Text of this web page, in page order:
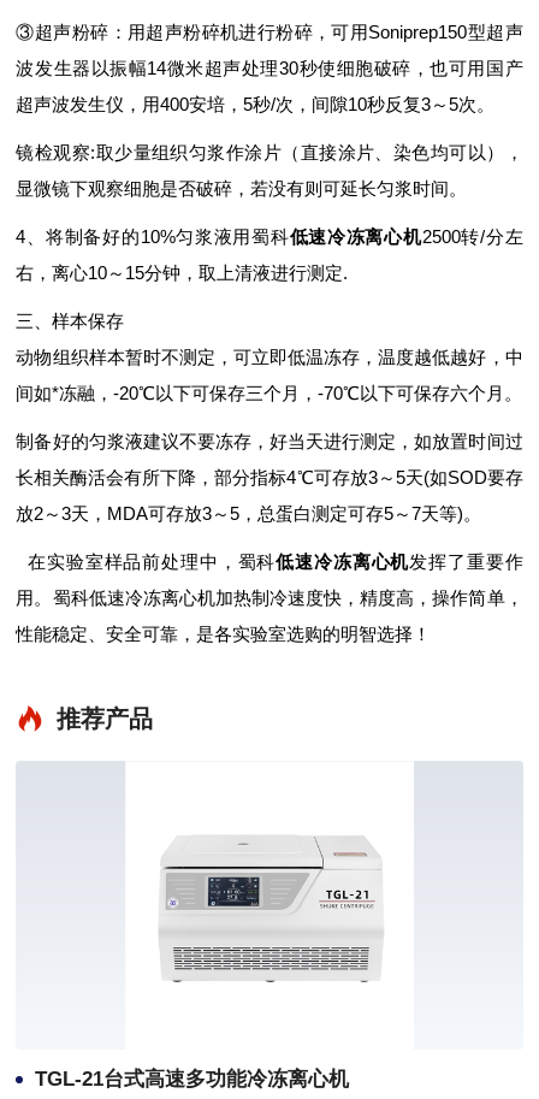
③超声粉碎：用超声粉碎机进行粉碎，可用Soniprep150型超声
波发生器以振幅14微米超声处理30秒使细胞破碎，也可用国产
超声波发生仪，用400安培，5秒/次，间隙10秒反复3～5次。
镜检观察:取少量组织匀浆作涂片（直接涂片、染色均可以），
显微镜下观察细胞是否破碎，若没有则可延长匀浆时间。
4、将制备好的10%匀浆液用蜀科低速冷冻离心机2500转/分左
右，离心10～15分钟，取上清液进行测定.
三、样本保存
动物组织样本暂时不测定，可立即低温冻存，温度越低越好，中
间如*冻融，-20℃以下可保存三个月，-70℃以下可保存六个月。
制备好的匀浆液建议不要冻存，好当天进行测定，如放置时间过
长相关酶活会有所下降，部分指标4℃可存放3～5天(如SOD要存
放2～3天，MDA可存放3～5，总蛋白测定可存5～7天等)。
在实验室样品前处理中，蜀科低速冷冻离心机发挥了重要作
用。蜀科低速冷冻离心机加热制冷速度快，精度高，操作简单，
性能稳定、安全可靠，是各实验室选购的明智选择！
推荐产品
TGL-21台式高速多功能冷冻离心机